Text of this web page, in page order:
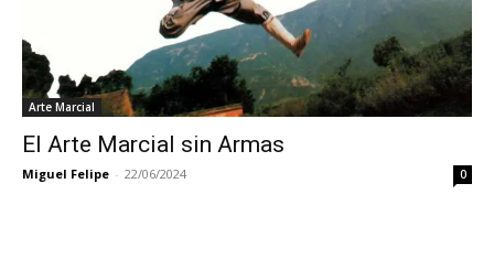
Arte Marcial
El Arte Marcial sin Armas
Miguel Felipe - 22/06/2024 0